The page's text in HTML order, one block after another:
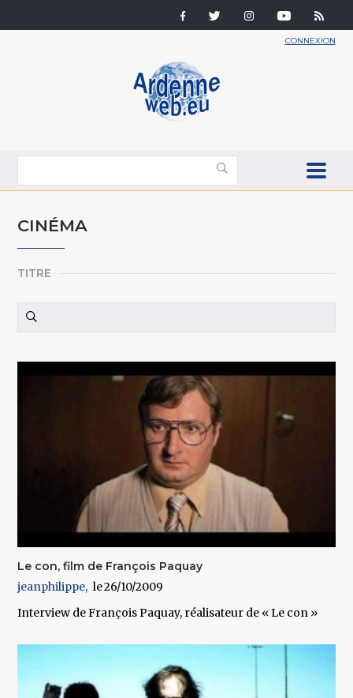
CONNEXION
CINÉMA
TITRE
Le con, film de François Paquay
jeanphilippe
26/10/2009
Interview de François Paquay, réalisateur de « Le con »